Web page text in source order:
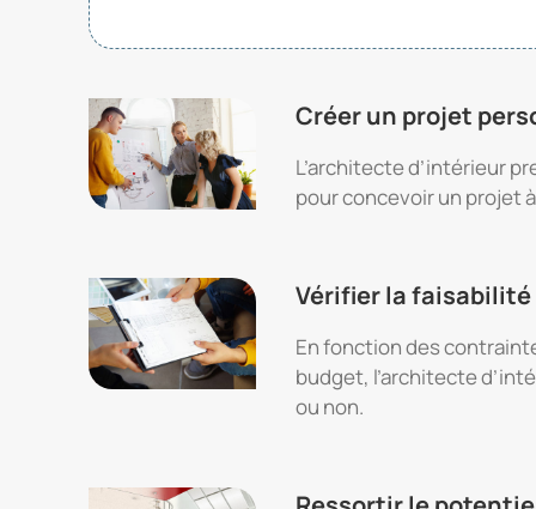
Créer un projet
L’architecte d’intérieur
pour concevoir un projet
Vérifier la
En fonction des
budget, l’architecte
ou non.